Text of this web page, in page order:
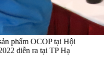
phẩm OCOP tại Hội
diễn ra tại TP Hạ